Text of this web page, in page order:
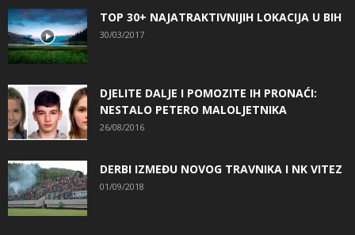
TOP 30+ NAJATRAKTIVNIJIH LOKACIJA U BIH
30/03/2017
DJELITE DALJE I POMOZITE IH PRONAĆI:
NESTALO PETERO MALOLJETNIKA
26/08/2016
DERBI IZMEĐU NOVOG TRAVNIKA I NK VITEZ
01/09/2018